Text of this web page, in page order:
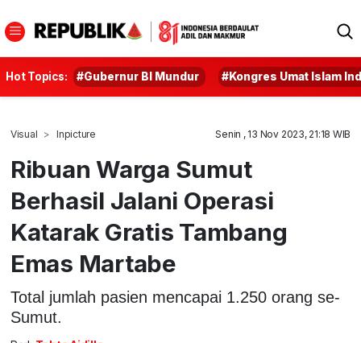
Hot Topics: #Gubernur BI Mundur #Kongres Umat Islam
Visual Inpicture Senin , 13 Nov 2023, 21:18 WIB
Ribuan Warga Sumut
Berhasil Jalani Operasi
Katarak Gratis Tambang
Emas Martabe
Total jumlah pasien mencapai 1.250 orang se-
Sumut.